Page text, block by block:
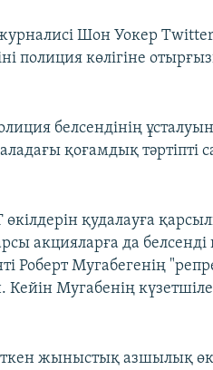
Шон Уокер
полиция көлігіне
белсендінің
қоғамдық тәртіпті
қудалауға
акцияларға да
Роберт Мугабегенің
Мугабенің
жыныстық азшылық